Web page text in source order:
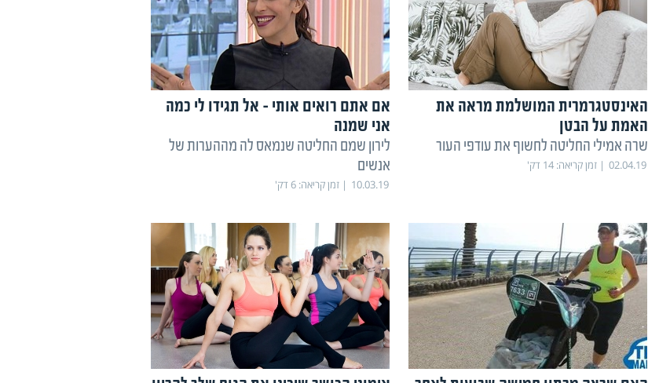
האינסטגרמרית המושלמת מראה את
האמת על הבטן
שרה אמילי החליטה לחשוף את עודפי העור
02.04.19 זמן קריאה:14 דק'
אם אתם רואים אותי - אל תגידו לי כמה
אני שמנה
לירון שמם החליטה שנמאס לה מההערות של
אנשים
10.03.19 זמן קריאה:6 דק'